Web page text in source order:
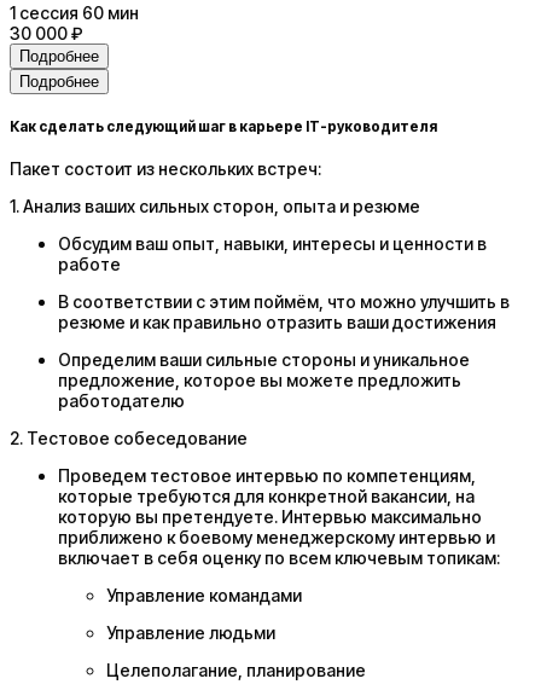
1 сессия 60 мин
30 000 ₽
Подробнее
Подробнее
Как сделать следующий шаг в карьере IT-руководителя
Пакет состоит из нескольких встреч:
1. Анализ ваших сильных сторон, опыта и резюме
Обсудим ваш опыт, навыки, интересы и ценности в
работе
В соответствии с этим поймём, что можно улучшить в
резюме и как правильно отразить ваши достижения
Определим ваши сильные стороны и уникальное
предложение, которое вы можете предложить
работодателю
2. Тестовое собеседование
Проведем тестовое интервью по компетенциям,
которые требуются для конкретной вакансии, на
которую вы претендуете. ​Интервью максимально
приближено к боевому менеджерскому интервью и
включает в себя оценку по всем ключевым топикам:
Управление командами
Управление людьми
Целеполагание, планирование